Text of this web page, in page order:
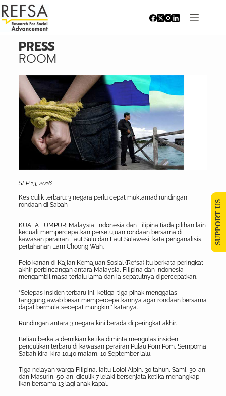
PRESS
ROOM
SEP 13, 2016
Kes culik terbaru: 3 negara perlu cepat muktamad rundingan
rondaan di Sabah
KUALA LUMPUR: Malaysia, Indonesia dan Filipina tiada pilihan lain
kecuali mempercepatkan persetujuan rondaan bersama di
kawasan perairan Laut Sulu dan Laut Sulawesi, kata penganalisis
pertahanan Lam Choong Wah.
Felo kanan di Kajian Kemajuan Sosial (Refsa) itu berkata peringkat
akhir perbincangan antara Malaysia, Filipina dan Indonesia
mengambil masa terlalu lama dan ia sepatutnya dipercepatkan.
“Selepas insiden terbaru ini, ketiga-tiga pihak menggalas
tanggungjawab besar mempercepatkannya agar rondaan bersama
dapat bermula secepat mungkin,” katanya.
Rundingan antara 3 negara kini berada di peringkat akhir.
Beliau berkata demikian ketika diminta mengulas insiden
penculikan terbaru di kawasan perairan Pulau Pom Pom, Semporna
Sabah kira-kira 10.40 malam, 10 September lalu.
Tiga nelayan warga Filipina, iaitu Loloi Alpin, 30 tahun, Sami, 30-an,
dan Masurin, 50-an, diculik 7 lelaki bersenjata ketika menangkap
ikan bersama 13 lagi anak kapal.
SUPPORT US